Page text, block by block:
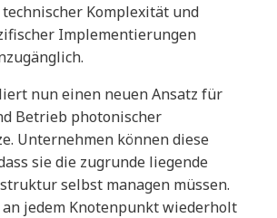
Komplexität und
Implementierungen
nun einen neuen Ansatz für
Betrieb photonischer
Unternehmen können diese
sie die zugrunde liegende
selbst managen müssen.
jedem Knotenpunkt wiederholt